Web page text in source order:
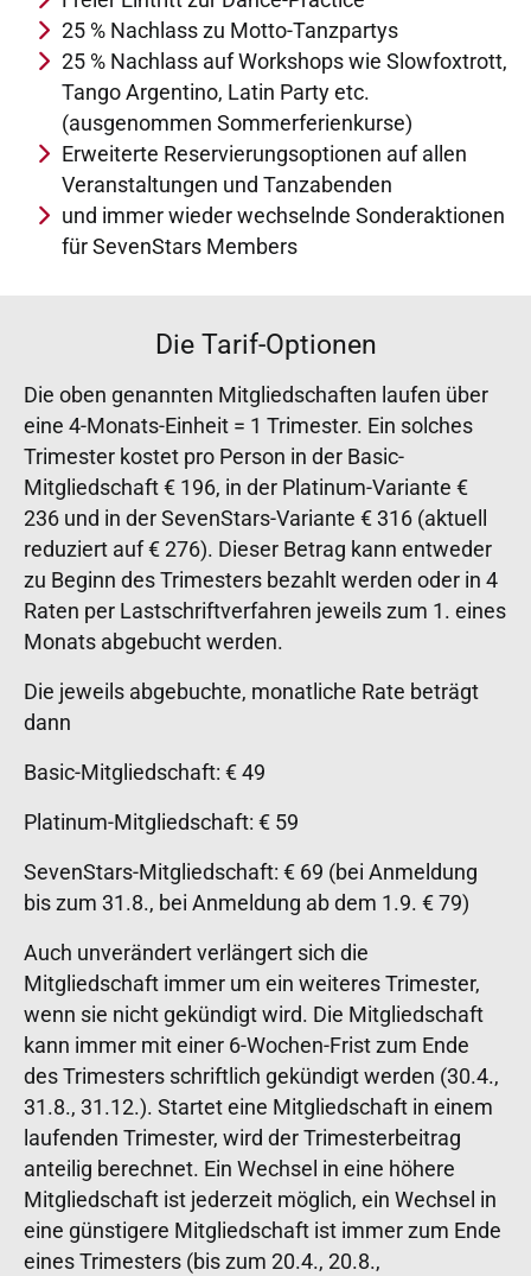
25 % Nachlass zu Motto-Tanzpartys
25 % Nachlass auf Workshops wie Slowfoxtrott,
Tango Argentino, Latin Party etc.
(ausgenommen Sommerferienkurse)
Erweiterte Reservierungsoptionen auf allen
Veranstaltungen und Tanzabenden
und immer wieder wechselnde Sonderaktionen
für SevenStars Members
Die Tarif-Optionen
Die oben genannten Mitgliedschaften laufen über
eine 4-Monats-Einheit = 1 Trimester. Ein solches
Trimester kostet pro Person in der Basic-
Mitgliedschaft € 196, in der Platinum-Variante €
236 und in der SevenStars-Variante € 316 (aktuell
reduziert auf € 276). Dieser Betrag kann entweder
zu Beginn des Trimesters bezahlt werden oder in 4
Raten per Lastschriftverfahren jeweils zum 1. eines
Monats abgebucht werden.
Die jeweils abgebuchte, monatliche Rate beträgt
dann
Basic-Mitgliedschaft: € 49
Platinum-Mitgliedschaft: € 59
SevenStars-Mitgliedschaft: € 69 (bei Anmeldung
bis zum 31.8., bei Anmeldung ab dem 1.9. € 79)
Auch unverändert verlängert sich die
Mitgliedschaft immer um ein weiteres Trimester,
wenn sie nicht gekündigt wird. Die Mitgliedschaft
kann immer mit einer 6-Wochen-Frist zum Ende
des Trimesters schriftlich gekündigt werden (30.4.,
31.8., 31.12.). Startet eine Mitgliedschaft in einem
laufenden Trimester, wird der Trimesterbeitrag
anteilig berechnet. Ein Wechsel in eine höhere
Mitgliedschaft ist jederzeit möglich, ein Wechsel in
eine günstigere Mitgliedschaft ist immer zum Ende
eines Trimesters (bis zum 20.4., 20.8.,